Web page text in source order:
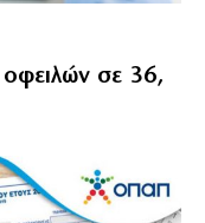
σε 36,